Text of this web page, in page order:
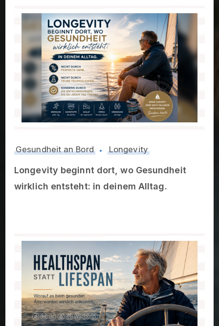
Gesundheit an Bord Longevity
Longevity beginnt dort, wo Gesundheit
wirklich entsteht: in deinem Alltag.